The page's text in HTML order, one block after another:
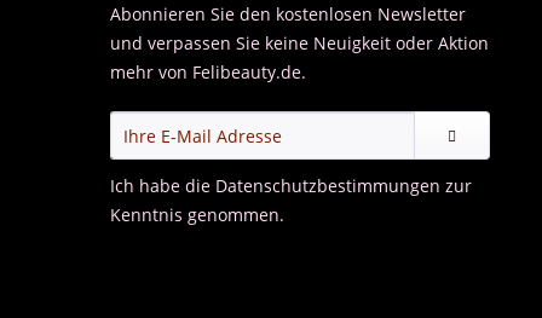
Abonnieren Sie den kostenlosen Newsletter
und verpassen Sie keine Neuigkeit oder Aktion
mehr von Felibeauty.de.
Ich habe die Datenschutzbestimmungen zur
Kenntnis genommen.